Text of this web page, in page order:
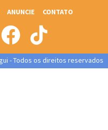
ANUNCIE CONTATO
- Todos os direitos reservados